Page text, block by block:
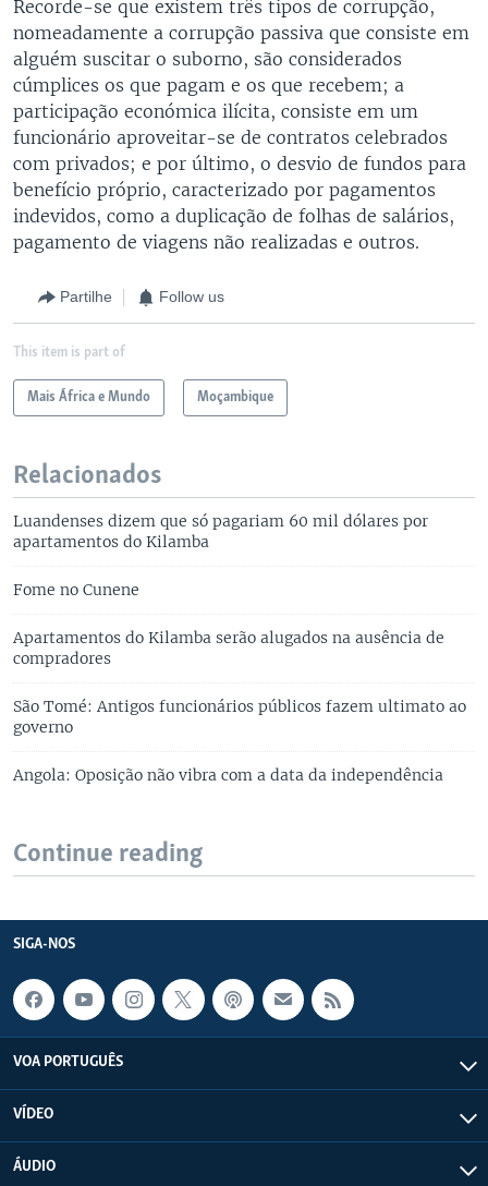
Recorde-se que existem três tipos de corrupção,
nomeadamente a corrupção passiva que consiste em
alguém suscitar o suborno, são considerados
cúmplices os que pagam e os que recebem; a
participação económica ilícita, consiste em um
funcionário aproveitar-se de contratos celebrados
com privados; e por último, o desvio de fundos para
benefício próprio, caracterizado por pagamentos
indevidos, como a duplicação de folhas de salários,
pagamento de viagens não realizadas e outros.
Partilhe Follow us
This item is part of
Mais África e Mundo Moçambique
Relacionados
Luandenses dizem que só pagariam 60 mil dólares por
apartamentos do Kilamba
Fome no Cunene
Apartamentos do Kilamba serão alugados na ausência de
compradores
São Tomé: Antigos funcionários públicos fazem ultimato ao
governo
Angola: Oposição não vibra com a data da independência
Continue reading
SIGA-NOS
VOA PORTUGUÊS
VÍDEO
ÁUDIO